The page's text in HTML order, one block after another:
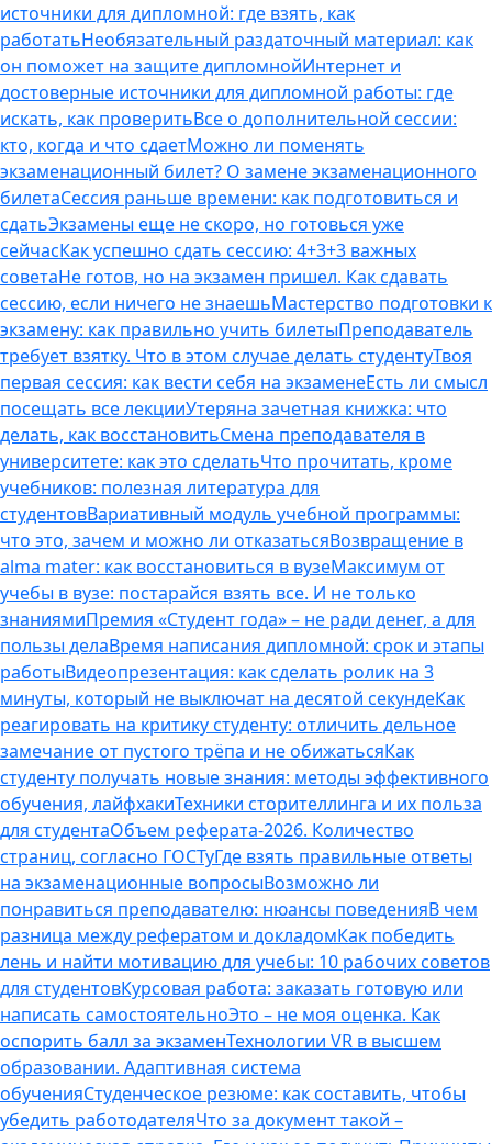
источники для дипломной: где взять, как
работатьНеобязательный раздаточный материал: как
он поможет на защите дипломнойИнтернет и
достоверные источники для дипломной работы: где
искать, как проверитьВсе о дополнительной сессии:
кто, когда и что сдаетМожно ли поменять
экзаменационный билет? О замене экзаменационного
билетаСессия раньше времени: как подготовиться и
сдатьЭкзамены еще не скоро, но готовься уже
сейчасКак успешно сдать сессию: 4+3+3 важных
советаНе готов, но на экзамен пришел. Как сдавать
сессию, если ничего не знаешьМастерство подготовки к
экзамену: как правильно учить билетыПреподаватель
требует взятку. Что в этом случае делать студентуТвоя
первая сессия: как вести себя на экзаменеЕсть ли смысл
посещать все лекцииУтеряна зачетная книжка: что
делать, как восстановитьСмена преподавателя в
университете: как это сделатьЧто прочитать, кроме
учебников: полезная литература для
студентовВариативный модуль учебной программы:
что это, зачем и можно ли отказатьсяВозвращение в
alma mater: как восстановиться в вузеМаксимум от
учебы в вузе: постарайся взять все. И не только
знаниямиПремия «Студент года» – не ради денег, а для
пользы делаВремя написания дипломной: срок и этапы
работыВидеопрезентация: как сделать ролик на 3
минуты, который не выключат на десятой секундеКак
реагировать на критику студенту: отличить дельное
замечание от пустого трёпа и не обижатьсяКак
студенту получать новые знания: методы эффективного
обучения, лайфхакиТехники сторителлинга и их польза
для студентаОбъем реферата-2026. Количество
страниц, согласно ГОСТуГде взять правильные ответы
на экзаменационные вопросыВозможно ли
понравиться преподавателю: нюансы поведенияВ чем
разница между рефератом и докладомКак победить
лень и найти мотивацию для учебы: 10 рабочих советов
для студентовКурсовая работа: заказать готовую или
написать самостоятельноЭто – не моя оценка. Как
оспорить балл за экзаменТехнологии VR в высшем
образовании. Адаптивная система
обученияСтуденческое резюме: как составить, чтобы
убедить работодателяЧто за документ такой –